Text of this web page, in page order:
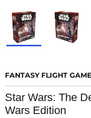
FANTASY FLIGHT
Star Wars: The
Wars Edition